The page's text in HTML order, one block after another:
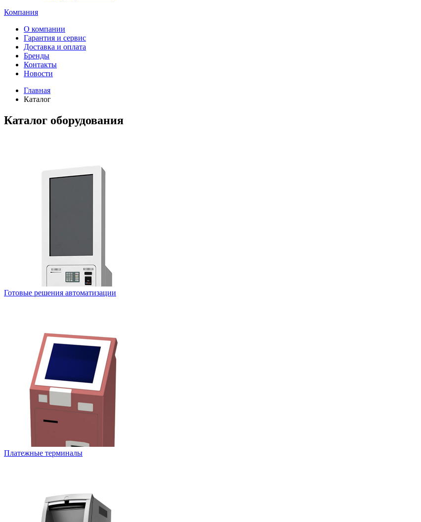
Компания
О компании
Гарантия и сервис
Доставка и оплата
Бренды
Контакты
Новости
Главная
Каталог
Каталог оборудования
Готовые решения автоматизации
Платежные терминалы